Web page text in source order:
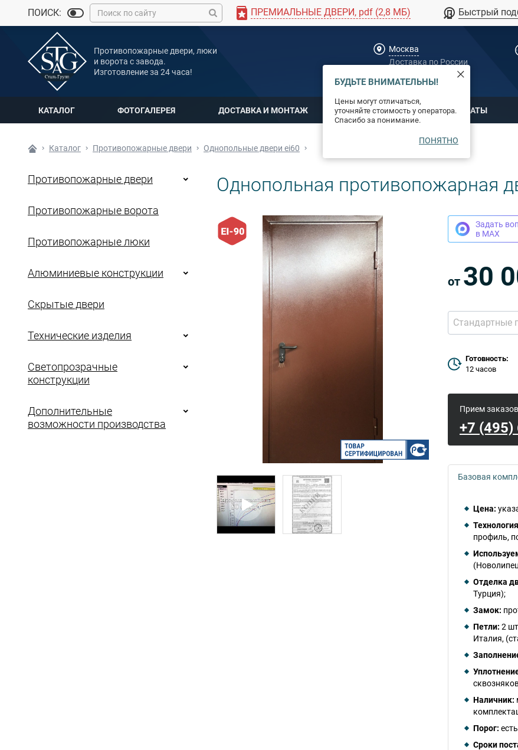
ПОИСК: ПРЕМИАЛЬНЫЕ ДВЕРИ, pdf (2,8 МБ) Быстрый
Противопожарные двери, люки
и ворота с завода.
Изготовление за 24 часа!
Москва
Доставка по России
КАТАЛОГ ФОТОГАЛЕРЕЯ ДОСТАВКА И МОНТАЖ ОПЛАТА СЕРТИФИКАТЫ
БУДЬТЕ ВНИМАТЕЛЬНЫ!
Цены могут отличаться,
уточняйте стоимость у оператора.
Спасибо за понимание.
ПОНЯТНО
Каталог
Противопожарные двери Однопольные двери ei60
Противопожарные двери
Противопожарные ворота
Противопожарные люки
Алюминиевые конструкции
Скрытые двери
Технические изделия
Светопрозрачные
конструкции
Дополнительные
возможности производства
Однопольная противопожарная
Задать
в MAX
от 30
Стандартные
Готовность:
12 часов
Прием
+7
Базовая
Цена:
профиль,
Отделка
Турция);
Замок:
Петли: 2
Италия,
Наличник:
Порог:
Сроки
MAX
Мы онлайн